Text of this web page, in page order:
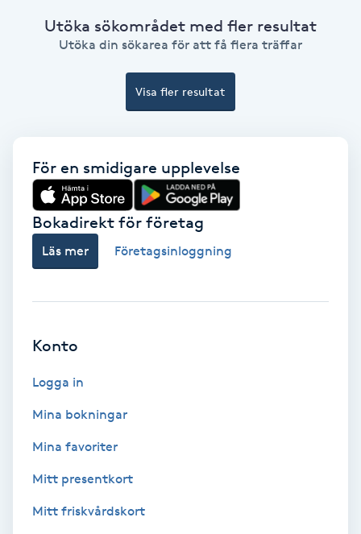
Ansiktsbehandling djuprengörande
Bambumassage
Barber
Barnklippning
BIAB
Blowout
Brynformning
Brynfärgning
Utöka sökområdet med fler resultat
Utöka din sökarea för att få flera träffar
Visa fler resultat
För en smidigare upplevelse
Bokadirekt för företag
Läs mer Företagsinloggning
Konto
Logga in
Mina bokningar
Mina favoriter
Mitt presentkort
Mitt friskvårdskort